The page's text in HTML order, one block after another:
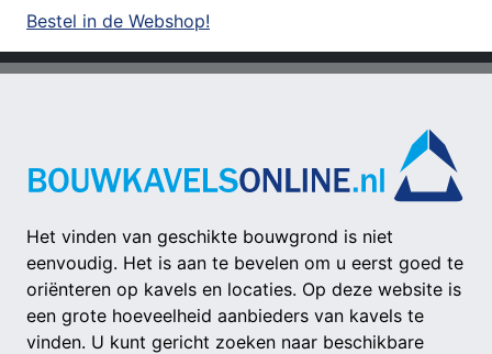
Bestel in de Webshop!
Het vinden van geschikte bouwgrond is niet
eenvoudig. Het is aan te bevelen om u eerst goed te
oriënteren op kavels en locaties. Op deze website is
een grote hoeveelheid aanbieders van kavels te
vinden. U kunt gericht zoeken naar beschikbare